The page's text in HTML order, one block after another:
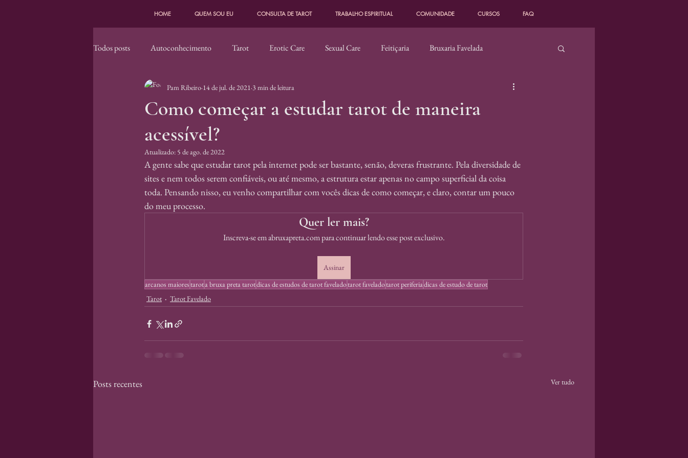
HOME QUEM SOU EU CONSULTA DE TAROT TRABALHO ESPIRITUAL COMUNIDADE CURSOS FAQ
Todos posts Autoconhecimento Tarot Erotic Care Sexual Care Feitiçaria Bruxaria Favelada
Entidades, Guias, Deidades Cartomancia Espiritualidade Decolonial
Como começar a estudar tarot de maneira
acessível?
Pam Ribeiro 14 de jul. de 2021 3 min de leitura
Atualizado: 5 de ago. de 2022
A gente sabe que estudar tarot pela internet pode ser bastante, senão, deveras frustrante. Pela diversidade de
sites e nem todos serem confiáveis, ou até mesmo, a estrutura estar apenas no campo superficial da coisa
toda. Pensando nisso, eu venho compartilhar com vocês dicas de como começar, e claro, contar um pouco
do meu processo.
Quer ler mais?
Inscreva-se em abruxapreta.com para continuar lendo esse post exclusivo.
Assinar
arcanos maiorestarota bruxa preta tarotdicas de estudos de tarot faveladotarot faveladotarot periferiadicas de estudo de tarot
Tarot
Tarot Favelado
Posts recentes Ver tudo